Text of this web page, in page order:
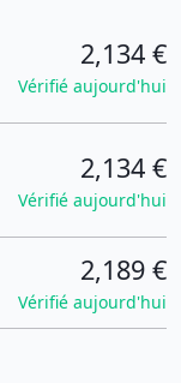
2,134 €
Vérifié aujourd'hui
2,134 €
Vérifié aujourd'hui
2,189 €
Vérifié aujourd'hui